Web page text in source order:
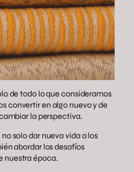
de todo lo que consideramos
convertir en algo nuevo y de
la perspectiva.
solo dar nueva vida a los
abordar los desafíos
nuestra época.